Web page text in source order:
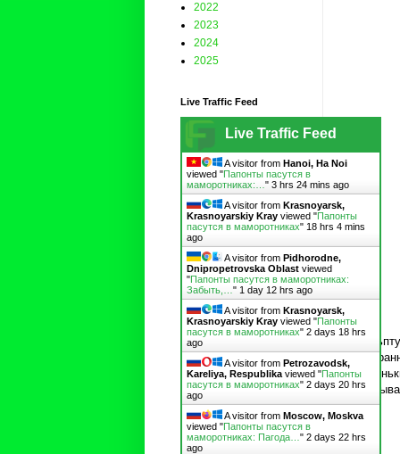
ни
И
2022
2023
2024
2025
Live Traffic Feed
Live Traffic Feed
A visitor from Hanoi, Ha Noi
viewed "Папонты пасутся в
маморотниках:… " 3 hrs 24 mins ago
A visitor from Krasnoyarsk,
Krasnoyarskiy Kray viewed "Папонты
пасутся в маморотниках" 18 hrs 4 mins
ago
A visitor from Pidhorodne,
Dnipropetrovska Oblast viewed
"Папонты пасутся в маморотниках:
Забыть,… " 1 day 12 hrs ago
A visitor from Krasnoyarsk,
Krasnoyarskiy Kray viewed "Папонты
пасутся в маморотниках" 2 days 18 hrs
ago
A visitor from Petrozavodsk,
Kareliya, Respublika viewed "Папонты
пасутся в маморотниках" 2 days 20 hrs
ago
A visitor from Moscow, Moskva
viewed "Папонты пасутся в
маморотниках: Пагода… " 2 days 22 hrs
ago